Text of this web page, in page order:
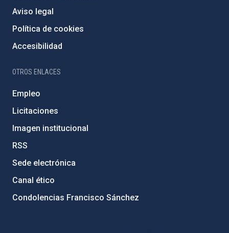
Aviso legal
Política de cookies
Accesibilidad
OTROS ENLACES
Empleo
Licitaciones
Imagen institucional
RSS
Sede electrónica
Canal ético
Condolencias Francisco Sánchez